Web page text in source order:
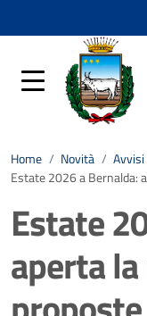
Home / Novità / Avvisi
Estate 2026 a Bernalda:
Estate
aperta